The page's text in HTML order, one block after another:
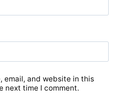
email, and website in this
next time I comment.